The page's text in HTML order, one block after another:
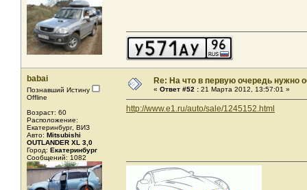
babai
Познавший Истину
Offline
Возраст: 60
Расположение:
Екатеринбург, ВИЗ
Авто: Mitsubishi
OUTLANDER XL 3,0
Город: Екатеринбург
Сообщений: 1082
Re: На что в первую очередь нужно
« Ответ #52 : 21 Марта 2012, 13:57:01 »
http://www.e1.ru/auto/sale/1245152.html